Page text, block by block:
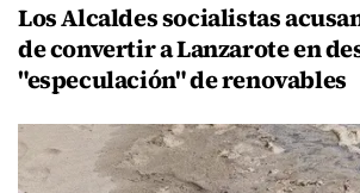
Los Alcaldes socialistas
de convertir a Lanzarote en
"especulación" de renovables